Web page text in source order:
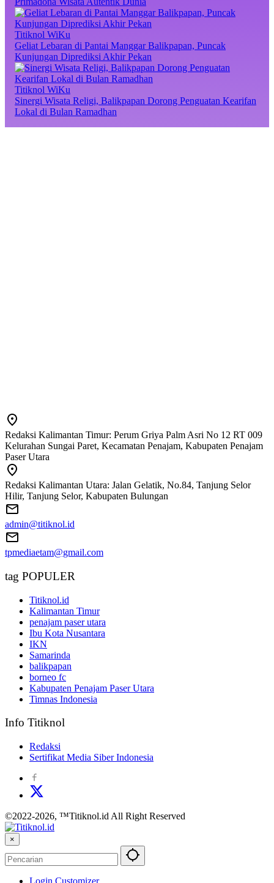
Titiknol WiKu
Geliat Lebaran di Pantai Manggar Balikpapan, Puncak
Kunjungan Diprediksi Akhir Pekan
Titiknol WiKu
Sinergi Wisata Religi, Balikpapan Dorong Penguatan Kearifan
Lokal di Bulan Ramadhan
Redaksi Kalimantan Timur: Perum Griya Palm Asri No 12 RT 009
Kelurahan Sungai Paret, Kecamatan Penajam, Kabupaten Penajam
Paser Utara
Redaksi Kalimantan Utara: Jalan Gelatik, No.84, Tanjung Selor
Hilir, Tanjung Selor, Kabupaten Bulungan
admin@titiknol.id
tpmediaetam@gmail.com
tag POPULER
Titiknol.id
Kalimantan Timur
penajam paser utara
Ibu Kota Nusantara
IKN
Samarinda
balikpapan
borneo fc
Kabupaten Penajam Paser Utara
Timnas Indonesia
Info Titiknol
Redaksi
Sertifikat Media Siber Indonesia
©2022-2026, ™Titiknol.id All Right Reserved
×
Login Customizer